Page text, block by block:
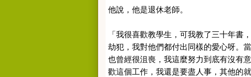
他說，他是退休老師。
「我很喜歡教學生，可我教了三十年書
劫犯，我對他們都付出同樣的愛心呀。
也曾經很沮喪，我這麼努力到底有沒有
歡這個工作，我還是要盡人事，其他的